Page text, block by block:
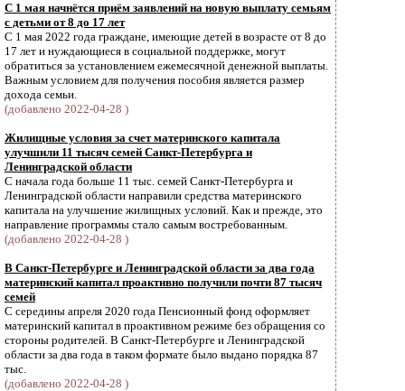
С 1 мая начнётся приём заявлений на новую выплату семьям
с детьми от 8 до 17 лет
С 1 мая 2022 года граждане, имеющие детей в возрасте от 8 до
17 лет и нуждающиеся в социальной поддержке, могут
обратиться за установлением ежемесячной денежной выплаты.
Важным условием для получения пособия является размер
дохода семьи.
(добавлено 2022-04-28 )
Жилищные условия за счет материнского капитала
улучшили 11 тысяч семей Санкт-Петербурга и
Ленинградской области
С начала года больше 11 тыс. семей Санкт-Петербурга и
Ленинградской области направили средства материнского
капитала на улучшение жилищных условий. Как и прежде, это
направление программы стало самым востребованным.
(добавлено 2022-04-28 )
В Санкт-Петербурге и Ленинградской области за два года
материнский капитал проактивно получили почти 87 тысяч
семей
С середины апреля 2020 года Пенсионный фонд оформляет
материнский капитал в проактивном режиме без обращения со
стороны родителей. В Санкт-Петербурге и Ленинградской
области за два года в таком формате было выдано порядка 87
тыс.
(добавлено 2022-04-28 )